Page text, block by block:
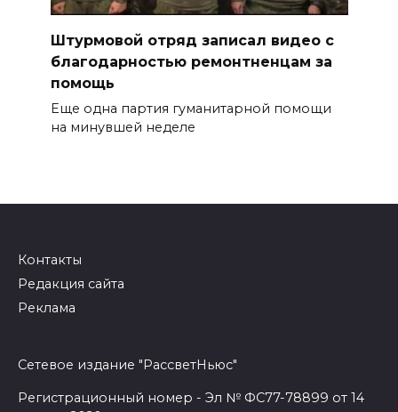
Штурмовой отряд записал видео с
благодарностью ремонтненцам за
помощь
Еще одна партия гуманитарной помощи
на минувшей неделе
Контакты
Редакция сайта
Реклама
Сетевое издание "РассветНьюс"
Регистрационный номер - Эл № ФС77-78899 от 14